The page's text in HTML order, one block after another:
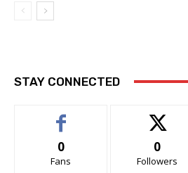
STAY CONNECTED
0
Fans
0
Followers